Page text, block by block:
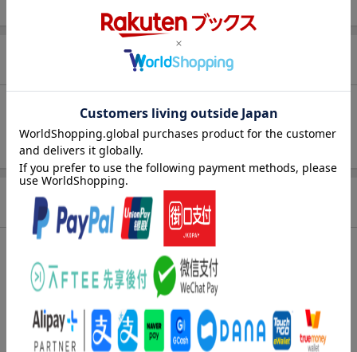
お気に入り新着通知
商品情報
2022年09月29日頃
著者／編集 加部一彦 (監修)
発行形態 単行本